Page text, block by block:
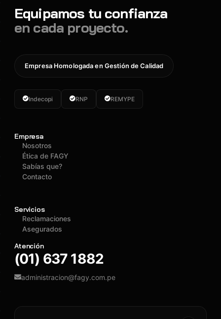
Equipamos tu confianza
en cada proyecto.
Empresa Homologada en Gestión de Calidad
Indecopi RNP REMYPE
Empresa
Nosotros
Ética de FAGY
Sabías que?
Contacto
Servicios
Reclamaciones
Asegurados
Atención
(01) 637 1882
administracion@fagy.com.pe